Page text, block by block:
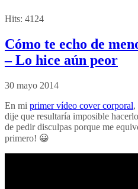
Hits: 4124
Cómo te echo de
– Lo hice aún peor
30 mayo 2014
En mi primer vídeo cover corporal,
dije que resultaría imposible
de pedir disculpas porque me
primero! 😀